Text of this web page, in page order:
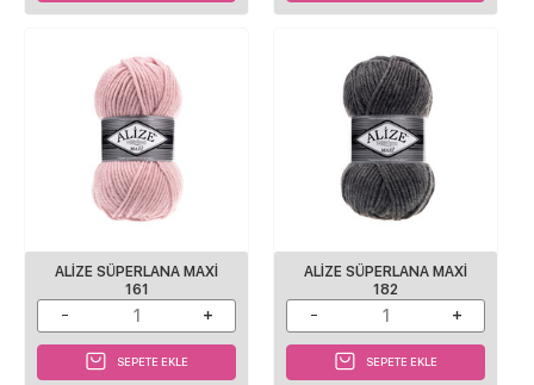
ALİZE SÜPERLANA MAXİ
161
SEPETE EKLE
ALİZE SÜPERLANA MAXİ
182
SEPETE EKLE